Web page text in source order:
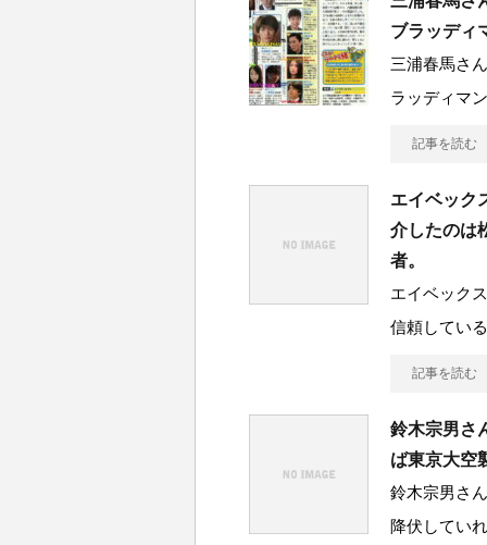
ブラッディ
三浦春馬さ
ラッディマ
記事を読む
エイベック
介したのは
者。
エイベック
信頼してい
記事を読む
鈴木宗男さ
ば東京大空
鈴木宗男さ
降伏してい